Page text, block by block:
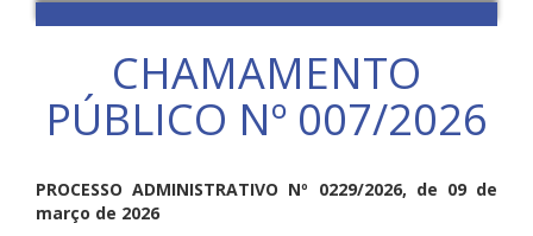
CHAMAMENTO
PÚBLICO Nº 007/2026
PROCESSO ADMINISTRATIVO Nº 0229/2026, de 09 de
março de 2026